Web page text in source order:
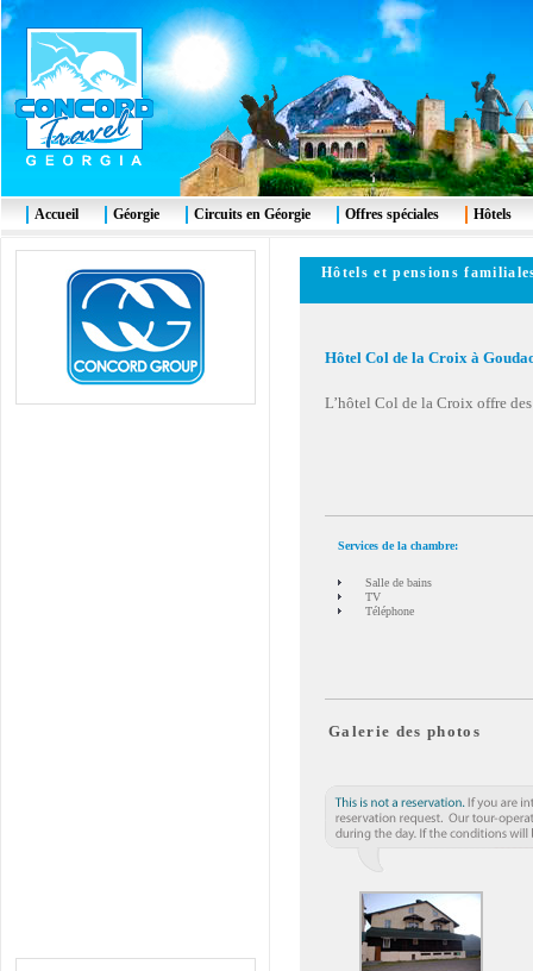
Hôtels et pensions
Hôtel Col de la Croix à
L’hôtel Col de la Croix offre
Services de la chambre:
Salle de bains
TV
Téléphone
Galerie des photos
Accueil Géorgie Circuits en Géorgie Offres spéciales Hôtels